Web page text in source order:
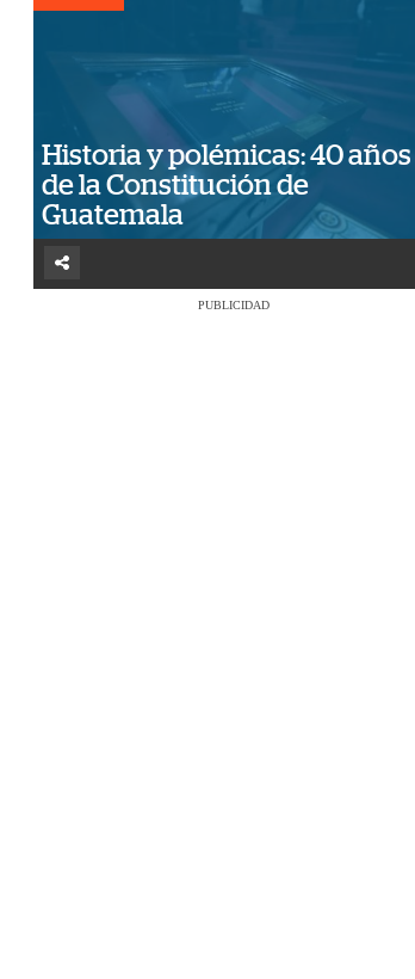
Historia y polémicas: 40 años
de la Constitución de
Guatemala
PUBLICIDAD